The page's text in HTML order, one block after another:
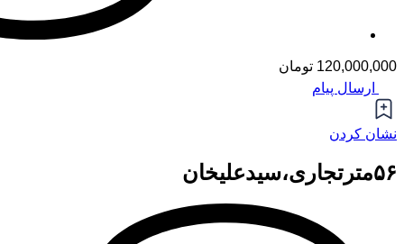
120,000,000 تومان
ارسال پیام
نشان کردن
۵۶مترتجاری،سیدعلیخان